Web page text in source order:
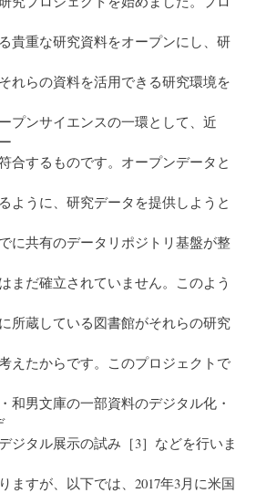
貴重な研究資料をオープンにし、研
れらの資料を活用できる研究環境を
プンサイエンスの一環として、近
合するものです。オープンデータと
ように、研究データを提供しようと
に共有のデータリポジトリ基盤が整
まだ確立されていません。このよう
所蔵している図書館がそれらの研究
えたからです。このプロジェクトで
和男文庫の一部資料のデジタル化・
ジタル展示の試み［3］などを行いま
ますが、以下では、2017年3月に米国